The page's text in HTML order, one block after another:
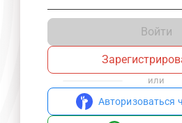
Войти
или
Авторизоваться